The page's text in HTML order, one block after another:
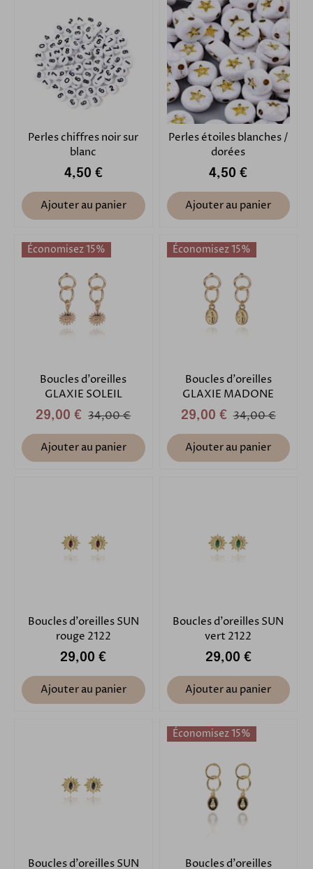
Perles chiffres noir sur
blanc
4,50 €
Ajouter au panier
Perles étoiles blanches /
dorées
4,50 €
Ajouter au panier
Économisez 15%
Boucles d'oreilles
GLAXIE SOLEIL
29,00 € 34,00 €
Ajouter au panier
Économisez 15%
Boucles d'oreilles
GLAXIE MADONE
29,00 € 34,00 €
Ajouter au panier
Boucles d'oreilles SUN
rouge 2122
29,00 €
Ajouter au panier
Boucles d'oreilles SUN
vert 2122
29,00 €
Ajouter au panier
Boucles d'oreilles SUN
Économisez 15%
Boucles d'oreilles